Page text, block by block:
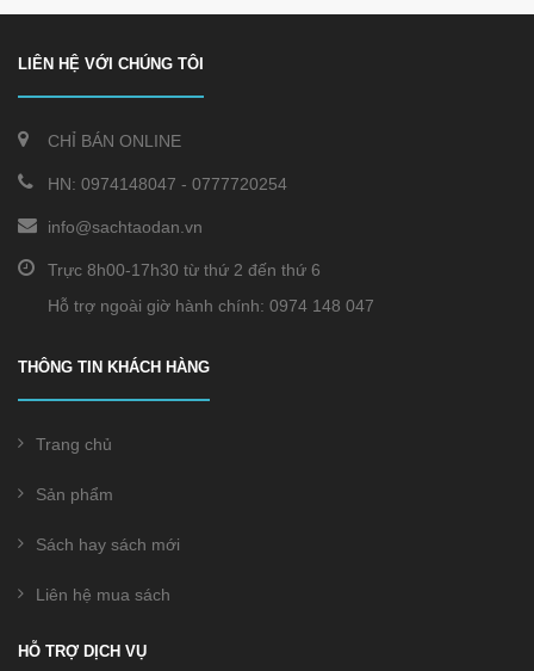
LIÊN HỆ VỚI CHÚNG TÔI
CHỈ BÁN ONLINE
HN: 0974148047 - 0777720254
info@sachtaodan.vn
Trực 8h00-17h30 từ thứ 2 đến thứ 6
Hỗ trợ ngoài giờ hành chính: 0974 148 047
THÔNG TIN KHÁCH HÀNG
Trang chủ
Sản phẩm
Sách hay sách mới
Liên hệ mua sách
HỖ TRỢ DỊCH VỤ